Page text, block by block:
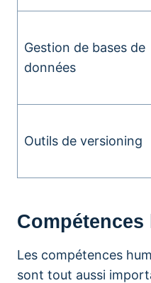
Gestion de bases de
données
Outils de versioning
Compétences
Les compétences
sont tout aussi